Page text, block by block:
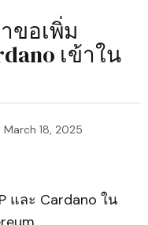
ขอเพิ่ม
เข้าใน
March 18, 2025
และ Cardano ใน